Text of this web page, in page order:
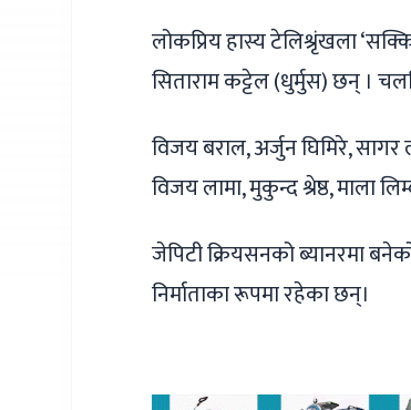
लोकप्रिय हास्य टेलिश्रृंखला
सिताराम कट्टेल (धुर्मुस) छन् ।
विजय बराल, अर्जुन घिमिरे, सागर
विजय लामा, मुकुन्द श्रेष्ठ, माला
जेपिटी क्रियसनको ब्यानरमा
निर्माताका रूपमा रहेका छन्।